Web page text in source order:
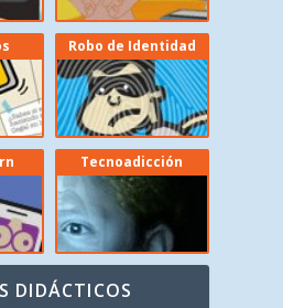
Robo de Identidad
Tecnoadicción
DIDÁCTICOS